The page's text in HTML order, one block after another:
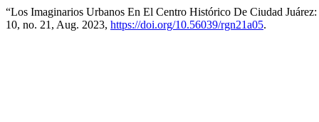
“Los Imaginarios Urbanos En El Centro Histórico De Ciudad
10, no. 21, Aug. 2023, https://doi.org/10.56039/rgn21a05.